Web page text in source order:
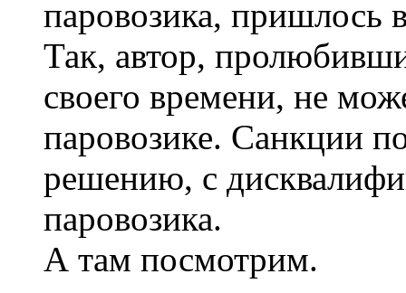
паровозика, пришлось
Так, автор,
своего времени, не
паровозике. Санкции
решению, с
паровозика.
А там посмотрим.